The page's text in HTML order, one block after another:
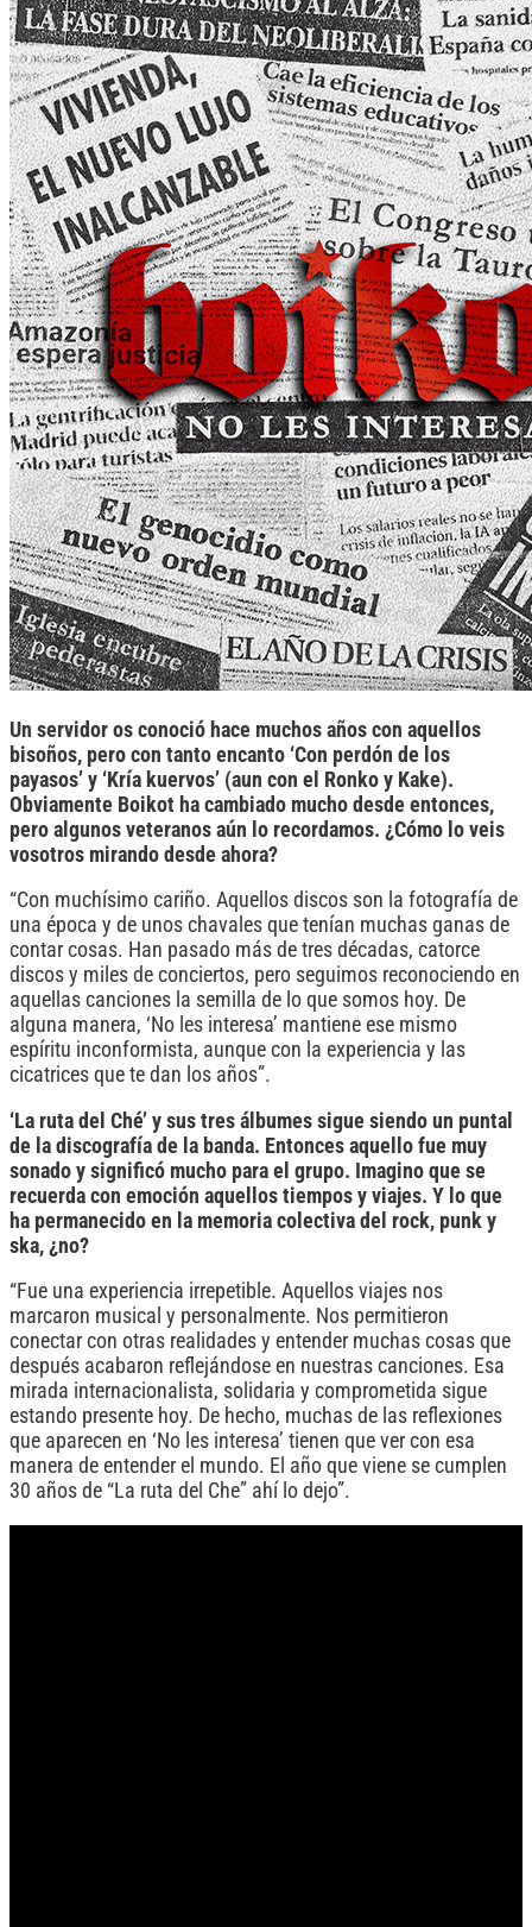
Un servidor os conoció hace muchos años con aquellos
bisoños, pero con tanto encanto ‘Con perdón de los
payasos’ y ‘Kría kuervos’ (aun con el Ronko y Kake).
Obviamente Boikot ha cambiado mucho desde entonces,
pero algunos veteranos aún lo recordamos. ¿Cómo lo veis
vosotros mirando desde ahora?
“Con muchísimo cariño. Aquellos discos son la fotografía de
una época y de unos chavales que tenían muchas ganas de
contar cosas. Han pasado más de tres décadas, catorce
discos y miles de conciertos, pero seguimos reconociendo en
aquellas canciones la semilla de lo que somos hoy. De
alguna manera, ‘No les interesa’ mantiene ese mismo
espíritu inconformista, aunque con la experiencia y las
cicatrices que te dan los años”.
‘La ruta del Ché’ y sus tres álbumes sigue siendo un puntal
de la discografía de la banda. Entonces aquello fue muy
sonado y significó mucho para el grupo. Imagino que se
recuerda con emoción aquellos tiempos y viajes. Y lo que
ha permanecido en la memoria colectiva del rock, punk y
ska, ¿no?
“Fue una experiencia irrepetible. Aquellos viajes nos
marcaron musical y personalmente. Nos permitieron
conectar con otras realidades y entender muchas cosas que
después acabaron reflejándose en nuestras canciones. Esa
mirada internacionalista, solidaria y comprometida sigue
estando presente hoy. De hecho, muchas de las reflexiones
que aparecen en ‘No les interesa’ tienen que ver con esa
manera de entender el mundo. El año que viene se cumplen
30 años de “La ruta del Che” ahí lo dejo”.